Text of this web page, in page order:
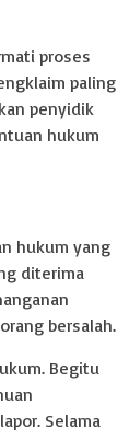
proses
paling
penyidik
hukum
hukum yang
diterima
bersalah.
Begitu
Selama